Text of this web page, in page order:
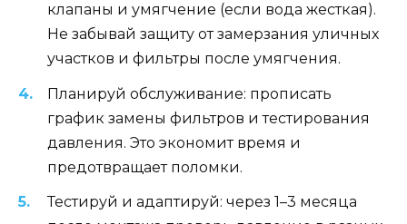
клапаны и умягчение (если вода жесткая).
Не забывай защиту от замерзания уличных
участков и фильтры после умягчения.
Планируй обслуживание: прописать
график замены фильтров и тестирования
давления. Это экономит время и
предотвращает поломки.
Тестируй и адаптируй: через 1–3 месяца